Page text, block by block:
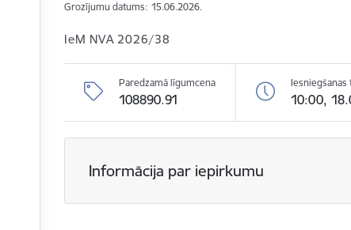
Grozījumu datums: 15.06.2026.
IeM NVA 2026/38
Paredzamā līgumcena
108890.91
Iesniegšanas
10:00,
Informācija par iepirkumu